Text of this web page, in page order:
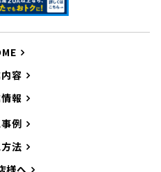
容
報
例
法
様へ